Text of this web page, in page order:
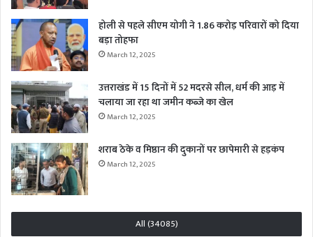
होली से पहले सीएम योगी ने 1.86 करोड़ परिवारों को दिया
बड़ा तोहफा
March 12, 2025
उत्तराखंड में 15 दिनों में 52 मदरसे सील, धर्म की आड़ में
चलाया जा रहा था जमीन कब्जे का खेल
March 12, 2025
शराब ठेके व मिष्ठान की दुकानों पर छापेमारी से हड़कंप
March 12, 2025
All (34085)